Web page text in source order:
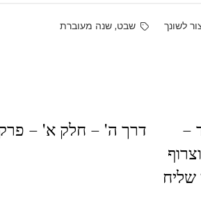
לשונך Tags:
שבט, שנה מעוברת
–
שליח
דרך ה' – חלק א' – פרק